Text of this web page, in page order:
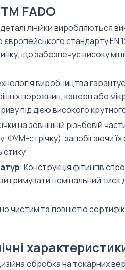
FADO
деталі лінійки виробляються
європейського стандарту EN
що забезпечує високу
виробництва
порожнин, каверн або
під дією високого
на зовнішній різьбовій
ФУМ-стрічку), запобігаючи
стику.
: Конструкція фітингів
номінальний тиск
чистим та повністю
обробка на токарних